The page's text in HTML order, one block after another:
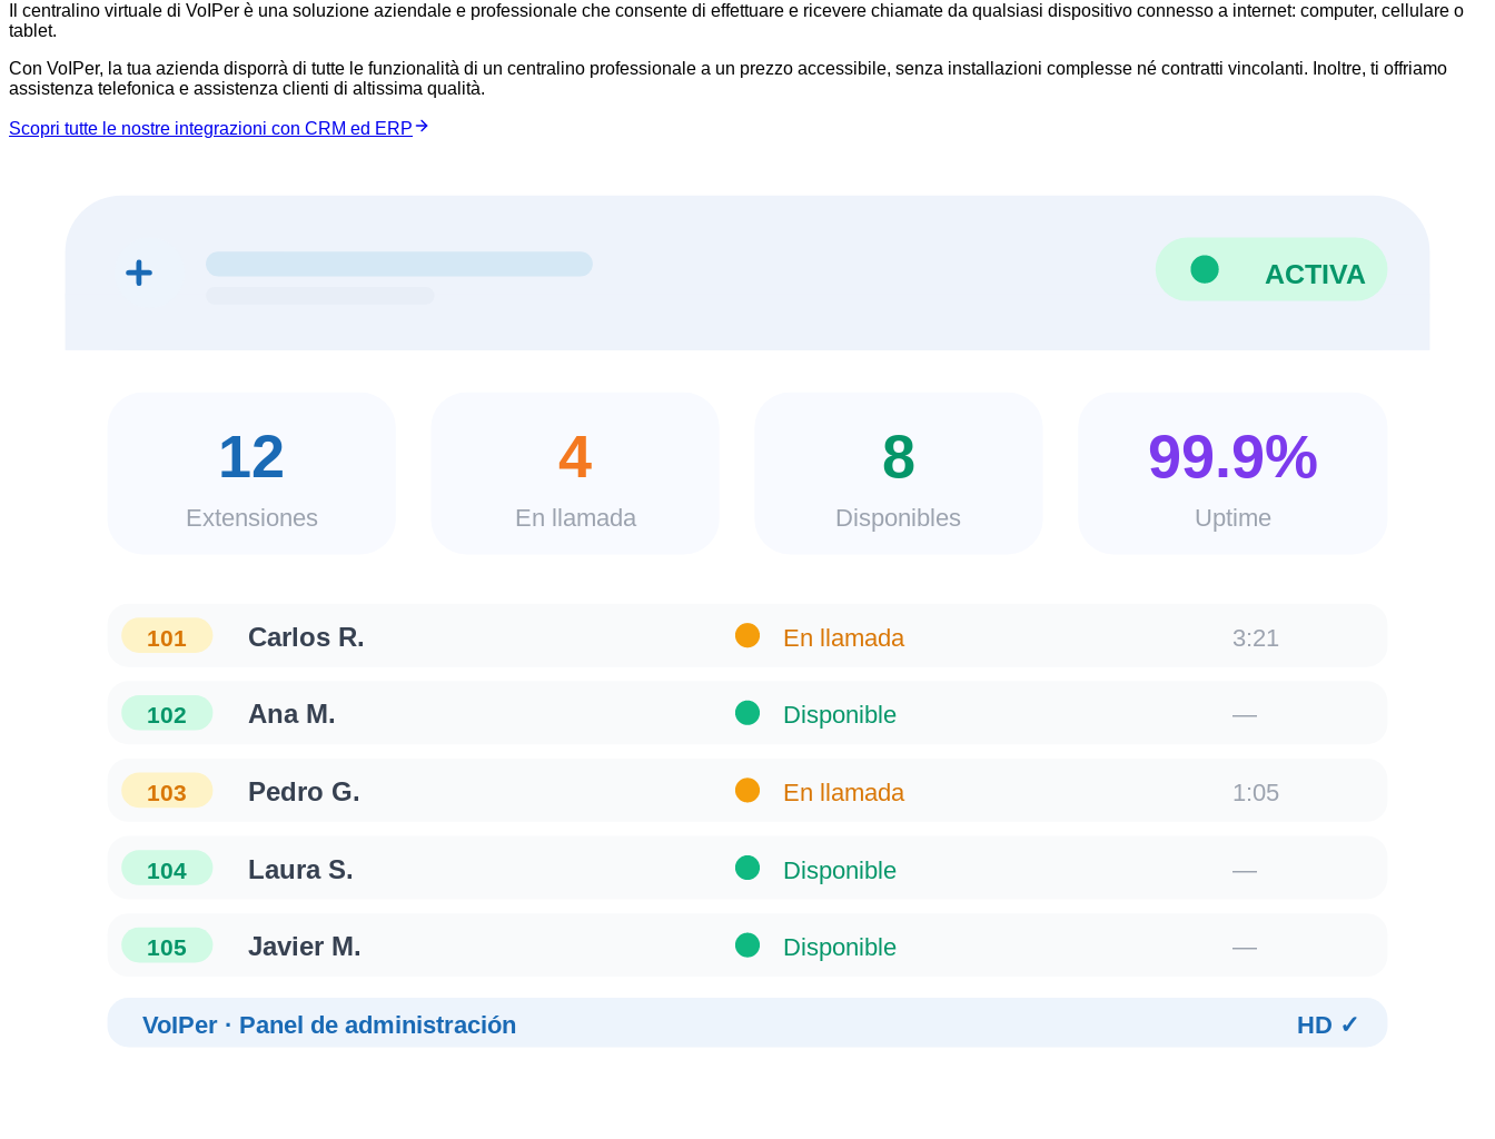
Il centralino virtuale di VoIPer è una soluzione aziendale e professionale che consente di effettuare e ricevere chiamate da qualsiasi dispositivo connesso a internet: computer, cellulare o
tablet.
Con VoIPer, la tua azienda disporrà di tutte le funzionalità di un centralino professionale a un prezzo accessibile, senza installazioni complesse né contratti vincolanti. Inoltre, ti offriamo
assistenza telefonica e assistenza clienti di altissima qualità.
Scopri tutte le nostre integrazioni con CRM ed ERP
ACTIVA
12
Extensiones
4
En llamada
8
Disponibles
99.9%
Uptime
101 Carlos R. En llamada 3:21
102 Ana M. Disponible —
103 Pedro G. En llamada 1:05
104 Laura S. Disponible —
105 Javier M. Disponible —
VoIPer · Panel de administración HD ✓